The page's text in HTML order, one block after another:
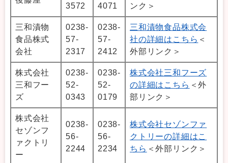
3572
4071
ンク＞
三和漬物
食品株式
会社
0238-
57-
2317
0238-
57-
2412
三和漬物食品株式会
社の詳細はこちら ＜
外部リンク＞
株式会社
三和フー
ズ
0238-
52-
0343
0238-
52-
0179
株式会社三和フーズ
の詳細はこちら ＜外
部リンク＞
株式会社
セゾンフ
ァクトリ
ー
0238-
56-
2244
0238-
56-
2234
株式会社セゾンファ
クトリーの詳細はこ
ちら ＜外部リンク＞